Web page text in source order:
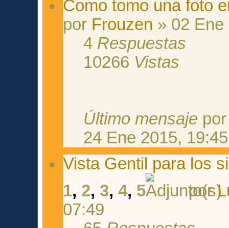
Como tomo una foto
por Frouzen » 02 Ene
4 Respuestas
10266 Vistas
Último mensaje
24 Ene 2015, 19:45
Vista Gentil para los
1, 2, 3,4, 5 por
07:49